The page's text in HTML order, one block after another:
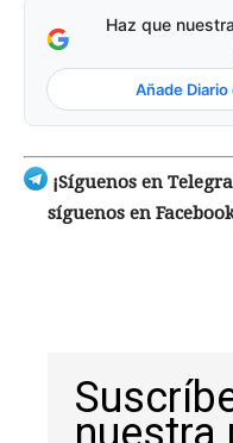
Haz que
Añade
¡Síguenos en
síguenos en